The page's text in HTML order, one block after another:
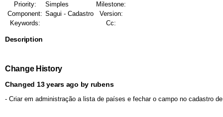
Priority:
Simples
Milestone:
Component: Sagui - Cadastro
Version:
Keywords:
Cc:
Description
Change History
Changed 13 years ago by rubens
- Criar em administração a lista de países e fechar o campo no cadastro